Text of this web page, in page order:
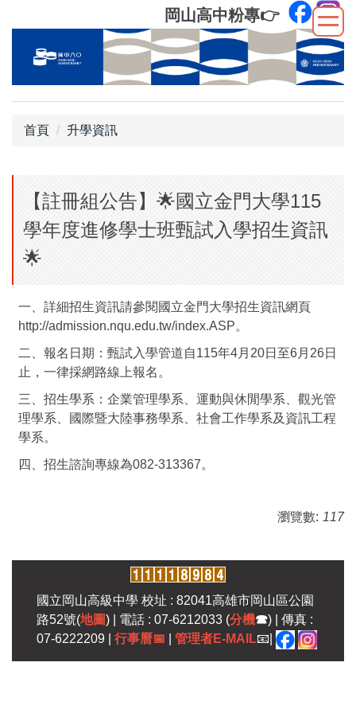
到
內
岡山高中粉專👉
首頁 升學資訊
【註冊組公告】🌟國立金門大學115
學年度進修學士班甄試入學招生資訊
🌟
一、詳細招生資訊請參閱國立金門大學招生資訊網頁
http://admission.nqu.edu.tw/index.ASP。
二、報名日期：甄試入學管道自115年4月20日至6月26日
止，一律採網路線上報名。
三、招生學系：企業管理學系、運動與休閒學系、觀光管
理學系、國際暨大陸事務學系、社會工作學系及資訊工程
學系。
四、招生諮詢專線為082-313367。
瀏覽數: 117
國立岡山高級中學 校址 : 82041高雄市岡山區公園
路52號(地圖) | 電話 : 07-6212033 (分機☎) | 傳真 :
07-6222209 | 行事曆📅 管理者E-MAIL📧|